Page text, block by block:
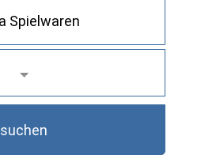
suchen